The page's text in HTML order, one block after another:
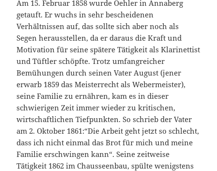
Am 15. Februar 1858 wurde Oehler in Annaberg
getauft. Er wuchs in sehr bescheidenen
Verhältnissen auf, das sollte sich aber noch als
Segen herausstellen, da er daraus die Kraft und
Motivation für seine spätere Tätigkeit als Klarinettist
und Tüftler schöpfte. Trotz umfangreicher
Bemühungen durch seinen Vater August (jener
erwarb 1859 das Meisterrecht als Webermeister),
seine Familie zu ernähren, kam es in dieser
schwierigen Zeit immer wieder zu kritischen,
wirtschaftlichen Tiefpunkten. So schrieb der Vater
am 2. Oktober 1861:“Die Arbeit geht jetzt so schlecht,
dass ich nicht einmal das Brot für mich und meine
Familie erschwingen kann“. Seine zeitweise
Tätigkeit 1862 im Chausseenbau, spülte wenigstens